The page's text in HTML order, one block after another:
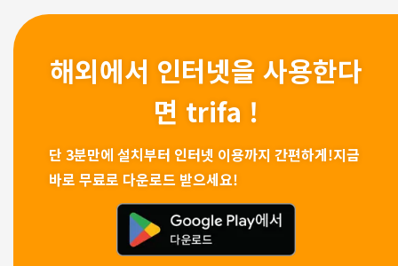
해외에서 인터넷을 사용한다
면 trifa !
단 3분만에 설치부터 인터넷 이용까지 간편하게!지금
바로 무료로 다운로드 받으세요!